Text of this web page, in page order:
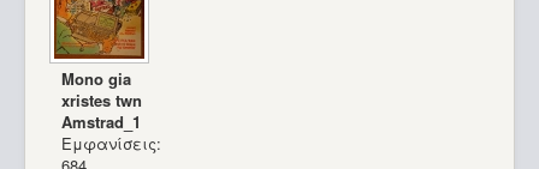
Mono gia
xristes twn
Amstrad_1
Εμφανίσεις: